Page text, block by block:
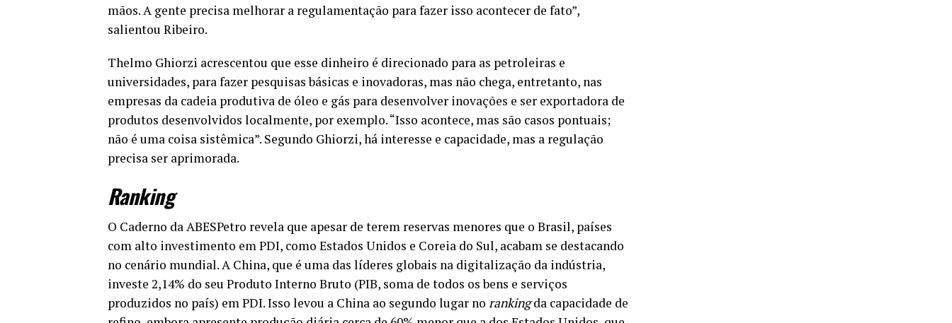
mãos. A gente precisa melhorar a regulamentação para fazer isso acontecer de fato”,
salientou Ribeiro.
Thelmo Ghiorzi acrescentou que esse dinheiro é direcionado para as petroleiras e
universidades, para fazer pesquisas básicas e inovadoras, mas não chega, entretanto, nas
empresas da cadeia produtiva de óleo e gás para desenvolver inovações e ser exportadora de
produtos desenvolvidos localmente, por exemplo. “Isso acontece, mas são casos pontuais;
não é uma coisa sistêmica”. Segundo Ghiorzi, há interesse e capacidade, mas a regulação
precisa ser aprimorada.
Ranking
O Caderno da ABESPetro revela que apesar de terem reservas menores que o Brasil, países
com alto investimento em PDI, como Estados Unidos e Coreia do Sul, acabam se destacando
no cenário mundial. A China, que é uma das líderes globais na digitalização da indústria,
investe 2,14% do seu Produto Interno Bruto (PIB, soma de todos os bens e serviços
produzidos no país) em PDI. Isso levou a China ao segundo lugar no rankingda capacidade de